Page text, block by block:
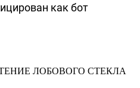
как бот
ЛОБОВОГО СТЕКЛА